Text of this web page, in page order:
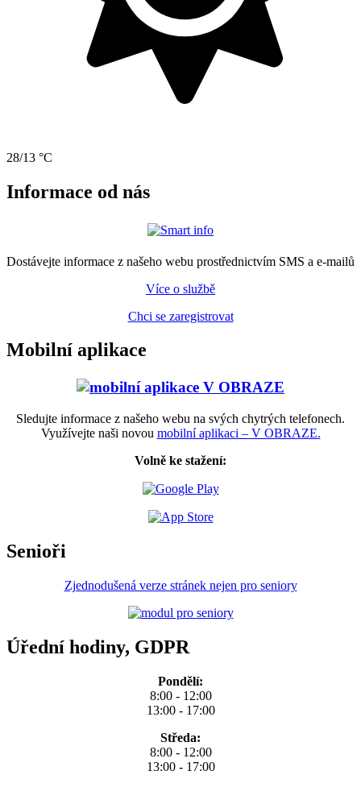
28/13 °C
Informace od nás
Dostávejte informace z našeho webu prostřednictvím SMS a e-mailů
Více o službě
Chci se zaregistrovat
Mobilní aplikace
Sledujte informace z našeho webu na svých chytrých telefonech.
Využívejte naši novou mobilní aplikaci – V OBRAZE.
Volně ke stažení:
Senioři
Zjednodušená verze stránek nejen pro seniory
Úřední hodiny, GDPR
Pondělí:
8:00 - 12:00
13:00 - 17:00
Středa:
8:00 - 12:00
13:00 - 17:00